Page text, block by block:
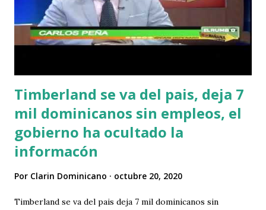
cual hilvana sus mas profundos y maliciosos criterios
contra el país; se subleva en teorias e ideas fantasiosas
todas con su mal propósito, El flamante embajador explica
Timberland se va del pais, deja 7
mil dominicanos sin empleos, el
gobierno ha ocultado la
informacón
Por Clarin Dominicano octubre 20, 2020
Timberland se va del pais deja 7 mil dominicanos sin